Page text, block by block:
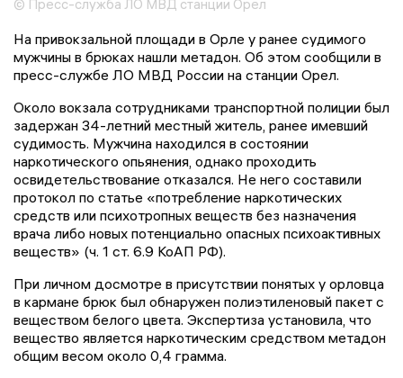
© Пресс-служба ЛО МВД станции Орел
На привокзальной площади в Орле у ранее судимого
мужчины в брюках нашли метадон. Об этом сообщили в
пресс-службе ЛО МВД России на станции Орел.
Около вокзала сотрудниками транспортной полиции был
задержан 34-летний местный житель, ранее имевший
судимость. Мужчина находился в состоянии
наркотического опьянения, однако проходить
освидетельствование отказался. Не него составили
протокол по статье «потребление наркотических
средств или психотропных веществ без назначения
врача либо новых потенциально опасных психоактивных
веществ» (ч. 1 ст. 6.9 КоАП РФ).
При личном досмотре в присутствии понятых у орловца
в кармане брюк был обнаружен полиэтиленовый пакет с
веществом белого цвета. Экспертиза установила, что
вещество является наркотическим средством метадон
общим весом около 0,4 грамма.